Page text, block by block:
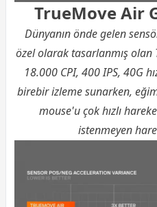
TrueMove Air
Dünyanın önde gelen
özel olarak tasarlanmış olan
18.000 CPI, 400 IPS, 40G
birebir izleme sunarken,
mouse'u çok hızlı
istenmeyen